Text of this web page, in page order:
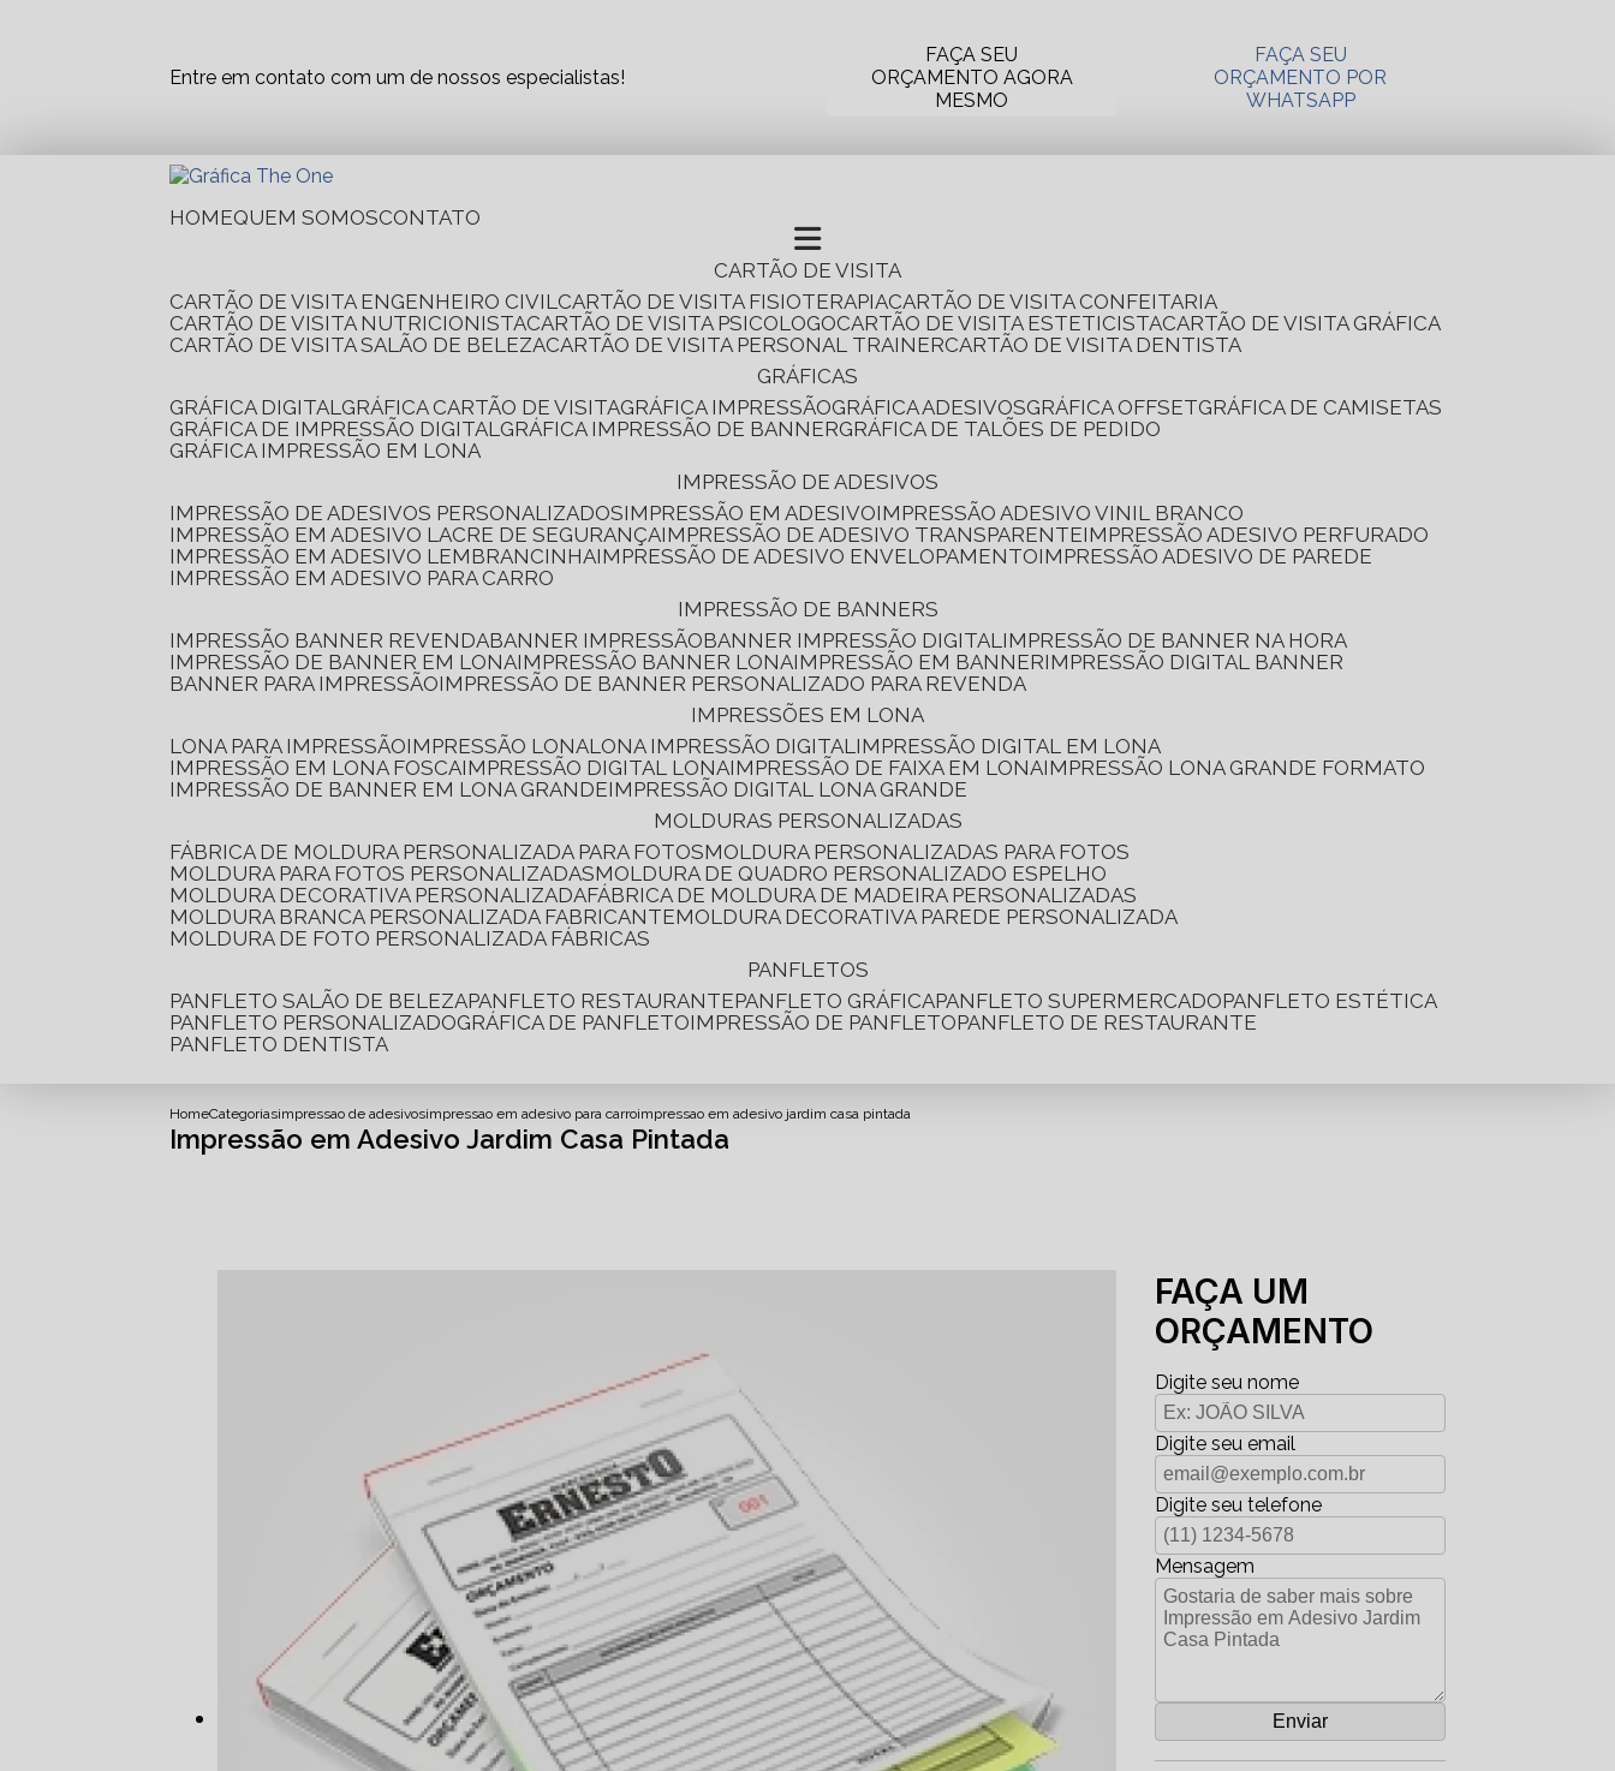
Entre em contato com um de nossos especialistas!
FAÇA SEU
ORÇAMENTO AGORA
MESMO
FAÇA SEU
ORÇAMENTO POR
WHATSAPP
HOME QUEM SOMOS CONTATO
CARTÃO DE VISITA
CARTÃO DE VISITA ENGENHEIRO CIVIL CARTÃO DE VISITA FISIOTERAPIA CARTÃO DE VISITA CONFEITARIA
CARTÃO DE VISITA NUTRICIONISTA CARTÃO DE VISITA PSICOLOGO CARTÃO DE VISITA ESTETICISTA CARTÃO DE VISITA GRÁFICA
CARTÃO DE VISITA SALÃO DE BELEZA CARTÃO DE VISITA PERSONAL TRAINER CARTÃO DE VISITA DENTISTA
GRÁFICAS
GRÁFICA DIGITAL
GRÁFICA CARTÃO DE VISITA GRÁFICA IMPRESSÃO GRÁFICA ADESIVOS GRÁFICA OFFSET
GRÁFICA DE CAMISETAS
GRÁFICA DE IMPRESSÃO DIGITAL
GRÁFICA IMPRESSÃO DE BANNER
GRÁFICA DE TALÕES DE PEDIDO
GRÁFICA IMPRESSÃO EM LONA
IMPRESSÃO DE ADESIVOS
IMPRESSÃO DE ADESIVOS PERSONALIZADOS IMPRESSÃO EM ADESIVO IMPRESSÃO ADESIVO VINIL BRANCO
IMPRESSÃO EM ADESIVO LACRE DE SEGURANÇA IMPRESSÃO DE ADESIVO TRANSPARENTE IMPRESSÃO ADESIVO PERFURADO
IMPRESSÃO EM ADESIVO LEMBRANCINHA IMPRESSÃO DE ADESIVO ENVELOPAMENTO IMPRESSÃO ADESIVO DE PAREDE
IMPRESSÃO EM ADESIVO PARA CARRO
IMPRESSÃO DE BANNERS
IMPRESSÃO BANNER REVENDA
BANNER IMPRESSÃO BANNER IMPRESSÃO DIGITAL IMPRESSÃO DE BANNER NA HORA
IMPRESSÃO DE BANNER EM LONA IMPRESSÃO BANNER LONA IMPRESSÃO EM BANNER IMPRESSÃO DIGITAL BANNER
BANNER PARA IMPRESSÃO IMPRESSÃO DE BANNER PERSONALIZADO PARA REVENDA
IMPRESSÕES EM LONA
LONA PARA IMPRESSÃO IMPRESSÃO LONA LONA IMPRESSÃO DIGITAL IMPRESSÃO DIGITAL EM LONA
IMPRESSÃO EM LONA FOSCA IMPRESSÃO DIGITAL LONA IMPRESSÃO DE FAIXA EM LONA IMPRESSÃO LONA GRANDE FORMATO
IMPRESSÃO DE BANNER EM LONA GRANDE IMPRESSÃO DIGITAL LONA GRANDE
MOLDURAS PERSONALIZADAS
FÁBRICA DE MOLDURA PERSONALIZADA PARA FOTOS
MOLDURA PERSONALIZADAS PARA FOTOS
MOLDURA PARA FOTOS PERSONALIZADAS
MOLDURA DE QUADRO PERSONALIZADO ESPELHO
MOLDURA DECORATIVA PERSONALIZADA FÁBRICA DE MOLDURA DE MADEIRA PERSONALIZADAS
MOLDURA BRANCA PERSONALIZADA FABRICANTE
MOLDURA DECORATIVA PAREDE PERSONALIZADA
MOLDURA DE FOTO PERSONALIZADA FÁBRICAS
PANFLETOS
PANFLETO SALÃO DE BELEZA PANFLETO RESTAURANTE PANFLETO GRÁFICA PANFLETO SUPERMERCADO PANFLETO ESTÉTICA
PANFLETO PERSONALIZADO
GRÁFICA DE PANFLETO IMPRESSÃO DE PANFLETO PANFLETO DE RESTAURANTE
PANFLETO DENTISTA
HomeCategoriasimpressao de adesivosimpressao em adesivo para carroimpressao em adesivo jardim casa pintada
Impressão em Adesivo Jardim Casa Pintada
FAÇA UM
ORÇAMENTO
Digite seu nome
Digite seu email
Digite seu telefone
Mensagem